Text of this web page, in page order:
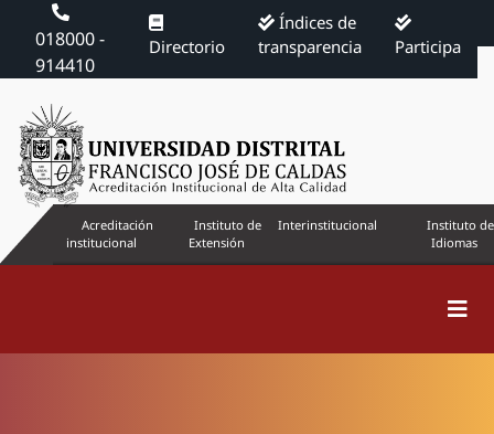
018000 -
914410
Directorio
Índices de
transparencia
Participa
Acreditación
institucional
Instituto de
Extensión
Interinstitucional
Instituto de
Idiomas